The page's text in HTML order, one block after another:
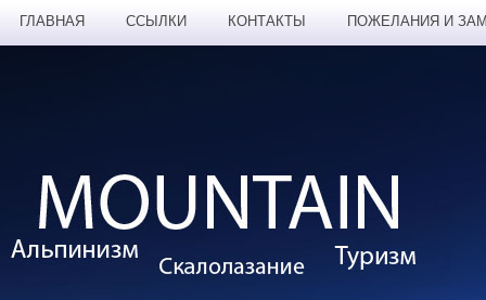
ГЛАВНАЯ ССЫЛКИ КОНТАКТЫ ПОЖЕЛАНИЯ И